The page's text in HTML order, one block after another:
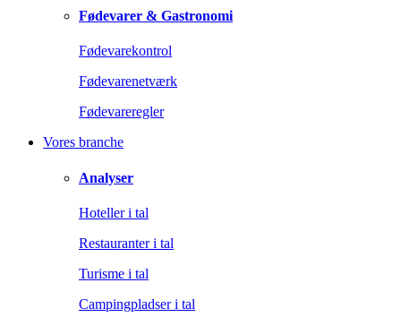
Fødevarer & Gastronomi
Fødevarekontrol
Fødevarenetværk
Fødevareregler
Vores branche
Analyser
Hoteller i tal
Restauranter i tal
Turisme i tal
Campingpladser i tal